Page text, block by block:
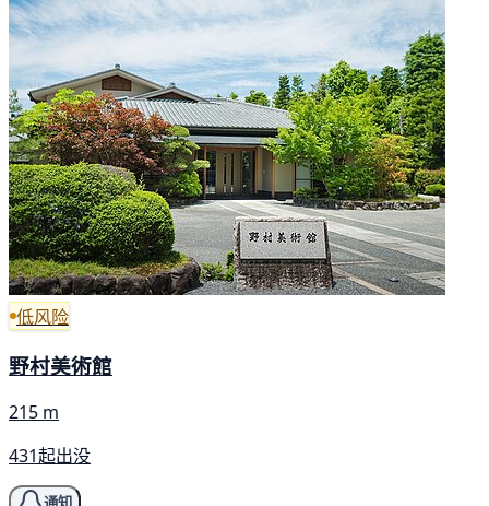
低风险
野村美術館
215 m
431起出没